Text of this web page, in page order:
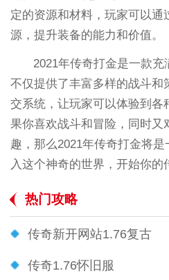
定的资源和材料，玩家可以通
源，提升装备的能力和价值。
2021年传奇打金是一款
不仅提供了丰富多样的战斗和
交系统，让玩家可以体验到各
果你喜欢战斗和冒险，同时又
趣，那么2021年传奇打金将
入这个神奇的世界，开始你的
热门攻略
传奇新开网站1.76复古
传奇1.76怀旧服